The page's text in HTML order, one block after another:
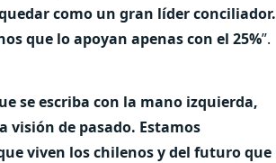
como un gran líder conciliador.
que lo apoyan apenas con el 25%”.
se escriba con la mano izquierda,
visión de pasado. Estamos
viven los chilenos y del futuro que